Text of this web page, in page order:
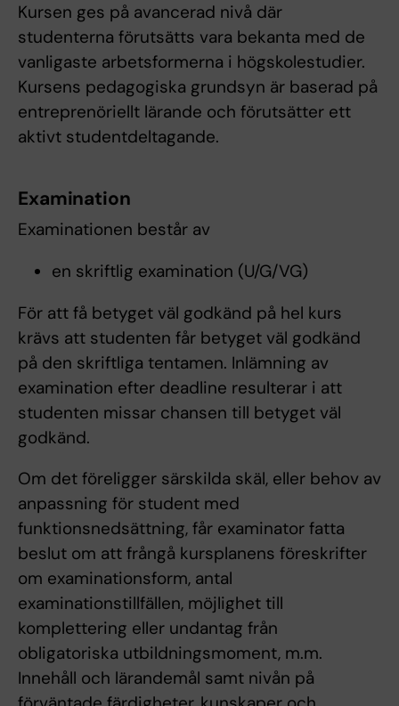
Kursen ges på avancerad nivå där
studenterna förutsätts vara bekanta med de
vanligaste arbetsformerna i högskolestudier.
Kursens pedagogiska grundsyn är baserad på
entreprenöriellt lärande och förutsätter ett
aktivt studentdeltagande.
Examination
Examinationen består av
en skriftlig examination (U/G/VG)
För att få betyget väl godkänd på hel kurs
krävs att studenten får betyget väl godkänd
på den skriftliga tentamen. Inlämning av
examination efter deadline resulterar i att
studenten missar chansen till betyget väl
godkänd.
Om det föreligger särskilda skäl, eller behov av
anpassning för student med
funktionsnedsättning, får examinator fatta
beslut om att frångå kursplanens föreskrifter
om examinationsform, antal
examinationstillfällen, möjlighet till
komplettering eller undantag från
obligatoriska utbildningsmoment, m.m.
Innehåll och lärandemål samt nivån på